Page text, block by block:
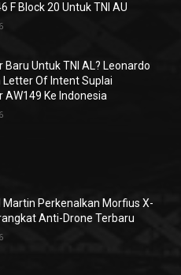
F Block 20 Untuk TNI AU
Baru Untuk TNI AL? Leonardo
Letter Of Intent Suplai
AW149 Ke Indonesia
Martin Perkenalkan Morfius X-
Anti-Drone Terbaru